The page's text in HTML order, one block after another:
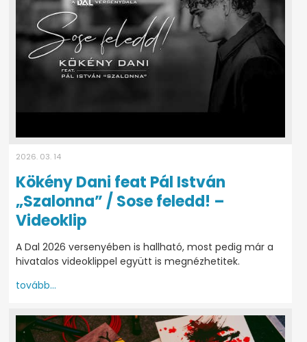
2026. 03. 14
Kökény Dani feat Pál István
„Szalonna” / Sose feledd! –
Videoklip
A Dal 2026 versenyében is hallható, most pedig már a
hivatalos videoklippel együtt is megnézhetitek.
tovább...